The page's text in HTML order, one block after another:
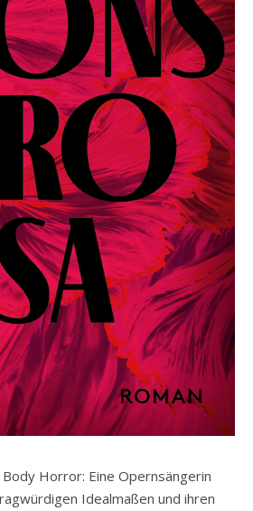
Horror: Eine Opernsängerin
Idealmaßen und ihren